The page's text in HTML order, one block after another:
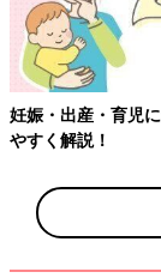
・出産・育児にか
く解説！